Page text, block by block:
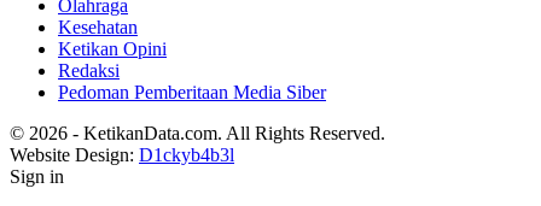
Olahraga
Kesehatan
Ketikan Opini
Redaksi
Pedoman Pemberitaan Media Siber
© 2026 - KetikanData.com. All Rights Reserved.
Website Design: D1ckyb4b3l
Sign in